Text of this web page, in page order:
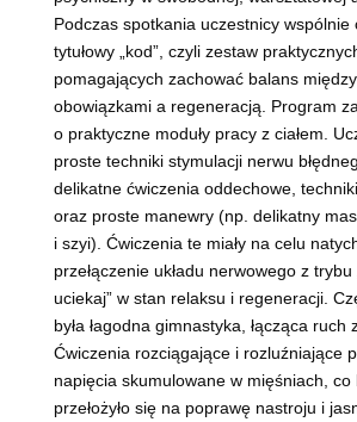
Podczas spotkania uczestnicy wspólnie
tytułowy „kod”, czyli zestaw
pomagających zachować balans
obowiązkami a regeneracją. Program
o praktyczne moduły pracy z ciałem.
proste techniki stymulacji nerwu
delikatne ćwiczenia oddechowe,
oraz proste manewry (np. delikatny
i szyi). Ćwiczenia te miały na celu
przełączenie układu nerwowego z trybu
uciekaj” w stan relaksu i regeneracji.
była łagodna gimnastyka, łącząca ruch
Ćwiczenia rozciągające i rozluźniające
napięcia skumulowane w mięśniach,
przełożyło się na poprawę nastroju i